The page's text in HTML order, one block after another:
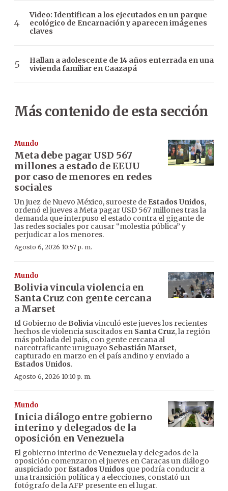
Video: Identifican a los ejecutados en un parque
ecológico de Encarnación y aparecen imágenes
claves
Hallan a adolescente de 14 años enterrada en una
vivienda familiar en Caazapá
Más contenido de esta sección
Mundo
Meta debe pagar USD 567
millones a estado de EEUU
por caso de menores en redes
sociales
Un juez de Nuevo México, suroeste de Estados Unidos,
ordenó el jueves a Meta pagar USD 567 millones tras la
demanda que interpuso el estado contra el gigante de
las redes sociales por causar “molestia pública” y
perjudicar a los menores.
Agosto 6, 2026 10:57 p. m.
Mundo
Bolivia vincula violencia en
Santa Cruz con gente cercana
a Marset
El Gobierno de Boliviavinculó este jueves los recientes
hechos de violencia suscitados en Santa Cruz, la región
más poblada del país, con gente cercana al
narcotraficante uruguayo Sebastián Marset,
capturado en marzo en el país andino y enviado a
Estados Unidos.
Agosto 6, 2026 10:10 p. m.
Mundo
Inicia diálogo entre gobierno
interino y delegados de la
oposición en Venezuela
El gobierno interino deVenezuelay delegados de la
oposición comenzaron el jueves en Caracas un diálogo
auspiciado por Estados Unidos que podría conducir a
una transición política y a elecciones, constató un
fotógrafo de la AFP presente en el lugar.